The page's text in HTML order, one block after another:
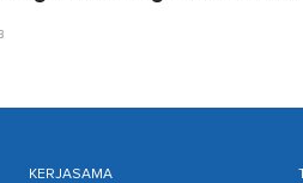
KERJASAMA